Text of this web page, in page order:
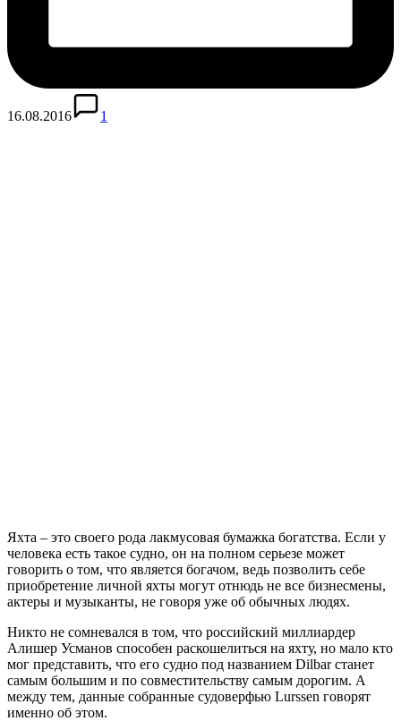
16.08.2016 1
Яхта – это своего рода лакмусовая бумажка богатства. Если у
человека есть такое судно, он на полном серьезе может
говорить о том, что является богачом, ведь позволить себе
приобретение личной яхты могут отнюдь не все бизнесмены,
актеры и музыканты, не говоря уже об обычных людях.
Никто не сомневался в том, что российский миллиардер
Алишер Усманов способен раскошелиться на яхту, но мало кто
мог представить, что его судно под названием Dilbar станет
самым большим и по совместительству самым дорогим. А
между тем, данные собранные судоверфью Lurssen говорят
именно об этом.